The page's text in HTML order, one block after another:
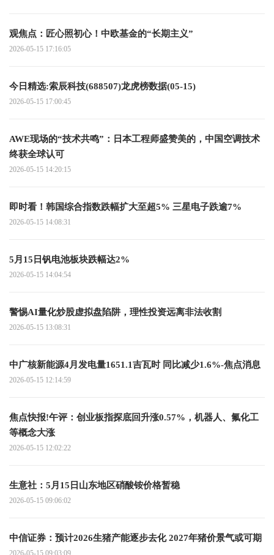
观焦点：匠心照初心！中欧基金的“长期主义”
2026-05-15 17:16:05
今日精选:索辰科技(688507)龙虎榜数据(05-15)
2026-05-15 17:00:45
AWE现场的“技术共鸣”：日本工程师盛赞美的，中国空调技术
终获全球认可
2026-05-15 14:20:15
即时看！韩国综合指数跌幅扩大至超5% 三星电子跌逾7%
2026-05-15 14:08:31
5月15日钒电池板块跌幅达2%
2026-05-15 14:04:54
警惕AI量化炒股虚拟盘陷阱，理性投资远离非法收割
2026-05-15 13:08:31
中广核新能源4月发电量1651.1吉瓦时 同比减少1.6%-焦点消息
2026-05-15 12:14:59
焦点快报!午评：创业板指探底回升涨0.57%，机器人、氟化工
等概念大涨
2026-05-15 12:02:22
生意社：5月15日山东地区硝酸铵价格暂稳
2026-05-15 09:06:02
中信证券：预计2026生猪产能逐步去化 2027年猪价景气或可期
2026-05-15 09:03:09